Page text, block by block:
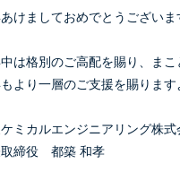
けましておめでとうございま
中は格別のご高配を賜り、ま
より一層のご支援を賜ります
ミカルエンジニアリング株
取締役 都築 和孝